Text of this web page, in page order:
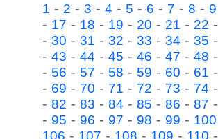
1 - 2 - 3 - 4 - 5 - 6 - 7 - 8 - 9
- 17 - 18 - 19 - 20 - 21 - 22 -
- 30 - 31 - 32 - 33 - 34 - 35 -
- 43 - 44 - 45 - 46 - 47 - 48 -
- 56 - 57 - 58 - 59 - 60 - 61 -
- 69 - 70 - 71 - 72 - 73 - 74 -
- 82 - 83 - 84 - 85 - 86 - 87 -
- 95 - 96 - 97 - 98 - 99 - 100
106 - 107 - 108 - 109 - 110 -